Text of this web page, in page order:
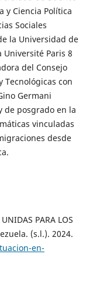
y Ciencia Política
Sociales
la Universidad de
Université Paris 8
del Consejo
Tecnológicas con
Germani
de posgrado en la
vinculadas
desde
PARA LOS
(s.l.). 2024.
en-